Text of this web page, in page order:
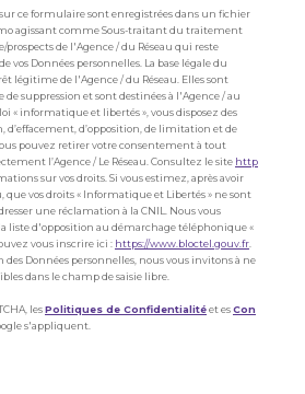
ce formulaire sont enregistrées dans un fichier
agissant comme Sous-traitant du traitement
de l'Agence / du Réseau qui reste
vos Données personnelles. La base légale du
légitime de l'Agence / du Réseau. Elles sont
suppression et sont destinées à l'Agence / au
« informatique et libertés », vous disposez des
d’effacement, d’opposition, de limitation et de
pouvez retirer votre consentement à tout
l’Agence / Le Réseau. Consultez le site http
sur vos droits. Si vous estimez, après avoir
que vos droits « Informatique et Libertés » ne sont
une réclamation à la CNIL. Nous vous
liste d'opposition au démarchage téléphonique «
vous inscrire ici : https://www.bloctel.gouv.fr
des Données personnelles, nous vous invitons à ne
dans le champ de saisie libre.
lesPolitiques de Confidentialitéet esCon
s'appliquent.